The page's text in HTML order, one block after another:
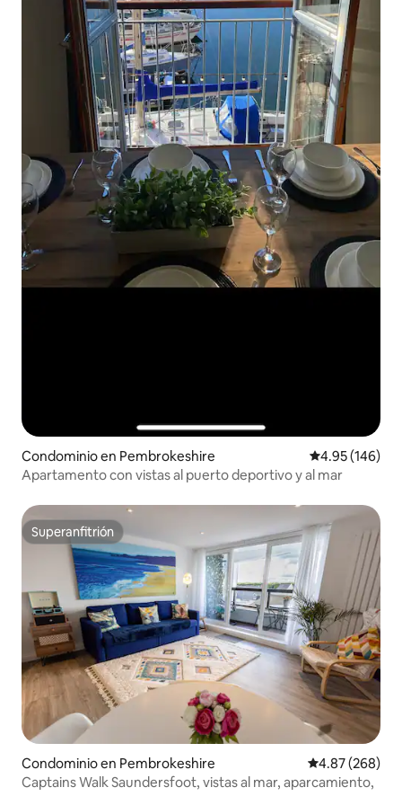
Condominio en Pembrokeshire Calificación
4.95 (146)
Apartamento con vistas al puerto deportivo y al mar
Superanfitrión
Superanfitrión
Condominio en Pembrokeshire Calificación
4.87 (268)
Captains Walk Saundersfoot, vistas al mar, aparcamiento,